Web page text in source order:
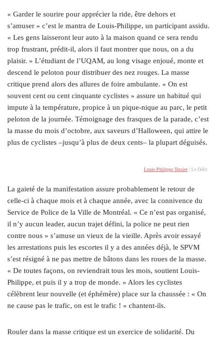
« Garder le sourire pour apprécier la ride, être dehors et
s’amuser » c’est le mantra de Louis-Philippe, un participant assidu.
« Les gens laisseront leur auto à la maison quand ce sera rendu
trop frustrant, prédit-il, alors il faut montrer que nous, on a du
plaisir. » L’étudiant de l’UQAM, au long visage enjoué, monte et
descend le peloton pour distribuer des nez rouges. La masse
critique prend alors des allures de foire ambulante. « On est
souvent cent ou cent cinquante cyclistes » assure un habitué qui
impute à la température, propice à un pique-nique au parc, le petit
peloton de la journée. Témoignage des frasques de la parade, c’est
la masse du mois d’octobre, aux saveurs d’Halloween, qui attire le
plus de cyclistes –jusqu’à plus de deux cents– la plupart déguisés.
Louis-Philippe Tessier| Le Délit
La gaieté de la manifestation assure probablement le retour de
celle-ci à chaque mois et à chaque année, avec la connivence du
Service de Police de la Ville de Montréal. « Ce n’est pas organisé,
il n’y aucun leader, aucun trajet défini, la police ne peut rien
contre nous » s’amuse un vieux de la vieille. Après avoir essayé
les arrestations puis les escortes il y a des années déjà, le SPVM
s’est résigné à ne pas mettre de bâtons dans les roues de la masse.
« De toutes façons, on reviendrait tous les mois, soutient Louis-
Philippe, et puis il y a trop de monde. » Alors les cyclistes
célèbrent leur nouvelle (et éphémère) place sur la chaussée : « On
ne cause pas le trafic, on est le trafic ! » chantent-ils.
Rouler dans la masse critique est un exercice de solidarité. Du